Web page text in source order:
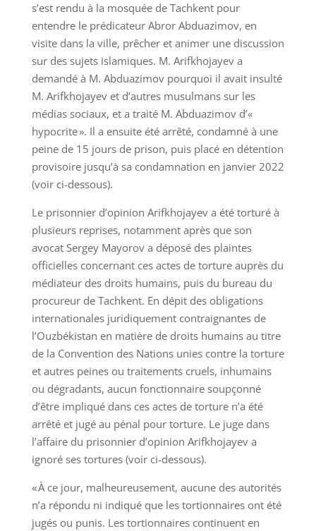
s’est rendu à la mosquée de Tachkent pour
entendre le prédicateur Abror Abduazimov, en
visite dans la ville, prêcher et animer une discussion
sur des sujets islamiques. M. Arifkhojayev a
demandé à M. Abduazimov pourquoi il avait insulté
M. Arifkhojayev et d’autres musulmans sur les
médias sociaux, et a traité M. Abduazimov d’«
hypocrite ». Il a ensuite été arrêté, condamné à une
peine de 15 jours de prison, puis placé en détention
provisoire jusqu’à sa condamnation en janvier 2022
(voir ci-dessous).
Le prisonnier d’opinion Arifkhojayev a été torturé à
plusieurs reprises, notamment après que son
avocat Sergey Mayorov a déposé des plaintes
officielles concernant ces actes de torture auprès du
médiateur des droits humains, puis du bureau du
procureur de Tachkent. En dépit des obligations
internationales juridiquement contraignantes de
l’Ouzbékistan en matière de droits humains au titre
de la Convention des Nations unies contre la torture
et autres peines ou traitements cruels, inhumains
ou dégradants, aucun fonctionnaire soupçonné
d’être impliqué dans ces actes de torture n’a été
arrêté et jugé au pénal pour torture. Le juge dans
l’affaire du prisonnier d’opinion Arifkhojayev a
ignoré ses tortures (voir ci-dessous).
« À ce jour, malheureusement, aucune des autorités
n’a répondu ni indiqué que les tortionnaires ont été
jugés ou punis. Les tortionnaires continuent en